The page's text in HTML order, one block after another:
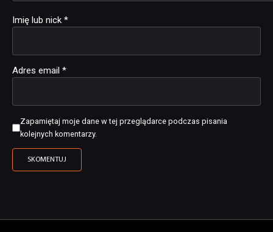
Imię lub nick *
Adres email *
Zapamiętaj moje dane w tej przeglądarce podczas pisania
kolejnych komentarzy.